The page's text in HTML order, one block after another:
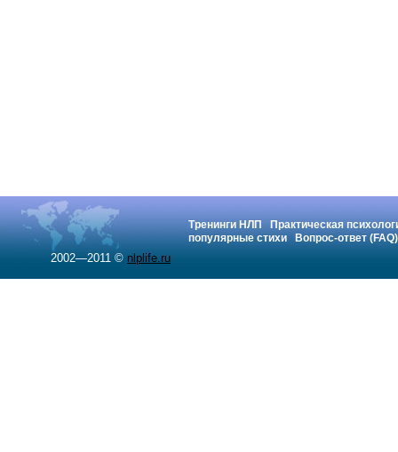
Тренинги НЛП
Практическая
популярные стихи
Вопрос-ответ (FAQ)
2002—2011 © nlplife.ru